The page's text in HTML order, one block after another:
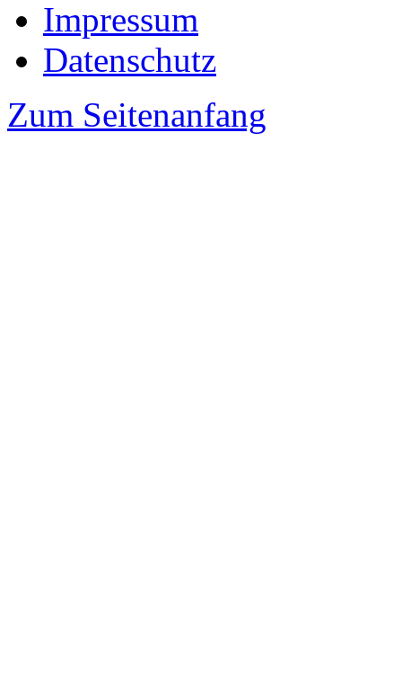
Impressum
Datenschutz
Zum Seitenanfang